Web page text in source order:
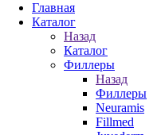
Главная
Каталог
Назад
Каталог
Филлеры
Назад
Филлеры
Neuramis
Fillmed